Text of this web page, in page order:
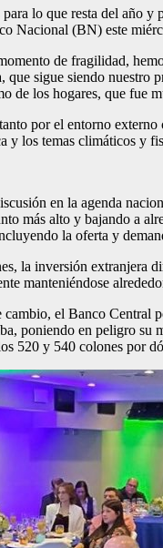
lo que resta del
Nacional (BN) este
de fragilidad,
que sigue siendo
de los hogares, que
por el entorno
y los temas climáticos y
en la agenda
más alto y bajando a
la oferta y
la inversión
manteniéndose
el Banco
poniendo en peligro su
520 y 540 colones por